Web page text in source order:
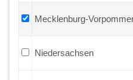
Mecklenburg-
Niedersachsen